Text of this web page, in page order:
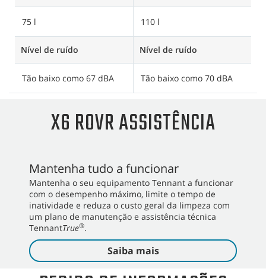
75 l
Nível de ruído
Tão baixo como 67 dBA
110 l
Nível de ruído
Tão baixo como 70 dBA
X6 ROVR ASSISTÊNCIA
Mantenha tudo a funcionar
Mantenha o seu equipamento Tennant a funcionar
com o desempenho máximo, limite o tempo de
inatividade e reduza o custo geral da limpeza com
um plano de manutenção e assistência técnica
TennantTrue®.
Saiba mais